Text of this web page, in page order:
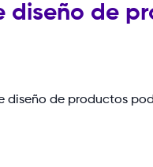
diseño de
diseño de productos